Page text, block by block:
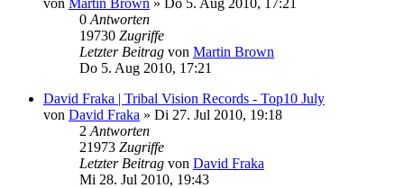
0 Antworten
19730 Zugriffe
Letzter Beitrag von Martin Brown
Do 5. Aug 2010, 17:21
David Fraka | Tribal Vision Records - Top10 July
von David Fraka » Di 27. Jul 2010, 19:18
2 Antworten
21973 Zugriffe
Letzter Beitrag von David Fraka
Mi 28. Jul 2010, 19:43